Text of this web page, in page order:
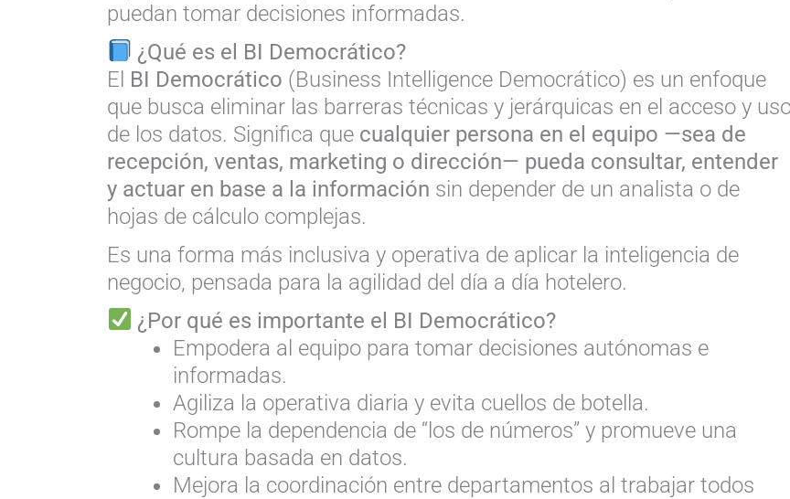
puedan tomar decisiones informadas.
¿Qué es el BI Democrático?
El BI Democrático (Business Intelligence Democrático) es un enfoque
que busca eliminar las barreras técnicas y jerárquicas en el acceso y
de los datos. Significa que cualquier persona en el equipo —sea de
recepción, ventas, marketing o dirección— pueda consultar, entender
y actuar en base a la información sin depender de un analista o de
hojas de cálculo complejas.
Es una forma más inclusiva y operativa de aplicar la inteligencia de
negocio, pensada para la agilidad del día a día hotelero.
¿Por qué es importante el BI Democrático?
Empodera al equipo para tomar decisiones autónomas e
informadas.
Agiliza la operativa diaria y evita cuellos de botella.
Rompe la dependencia de “los de números” y promueve una
cultura basada en datos.
Mejora la coordinación entre departamentos al trabajar todos